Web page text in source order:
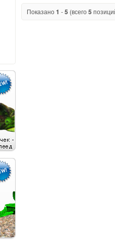
Показано1 -5 (всего5